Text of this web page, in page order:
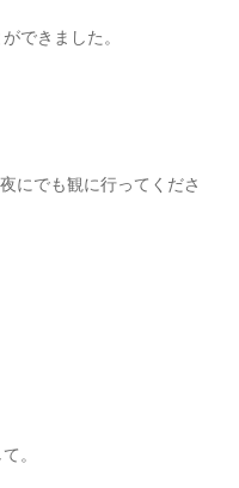
できました。
にでも観に行ってくださ
。